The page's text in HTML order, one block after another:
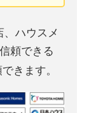
、ハウスメ
頼できる
きます。